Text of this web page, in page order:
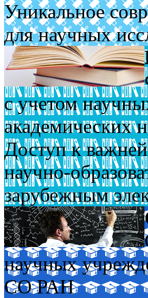
Уникальное
для научных
с уче­том
академических
Доступ к
научно-
зарубежным
научных
СО РАН